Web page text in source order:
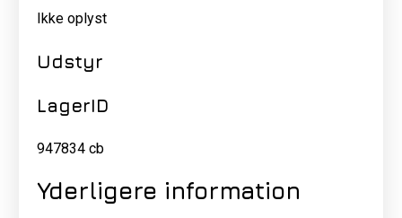
Ikke oplyst
Udstyr
LagerID
947834 cb
Yderligere information